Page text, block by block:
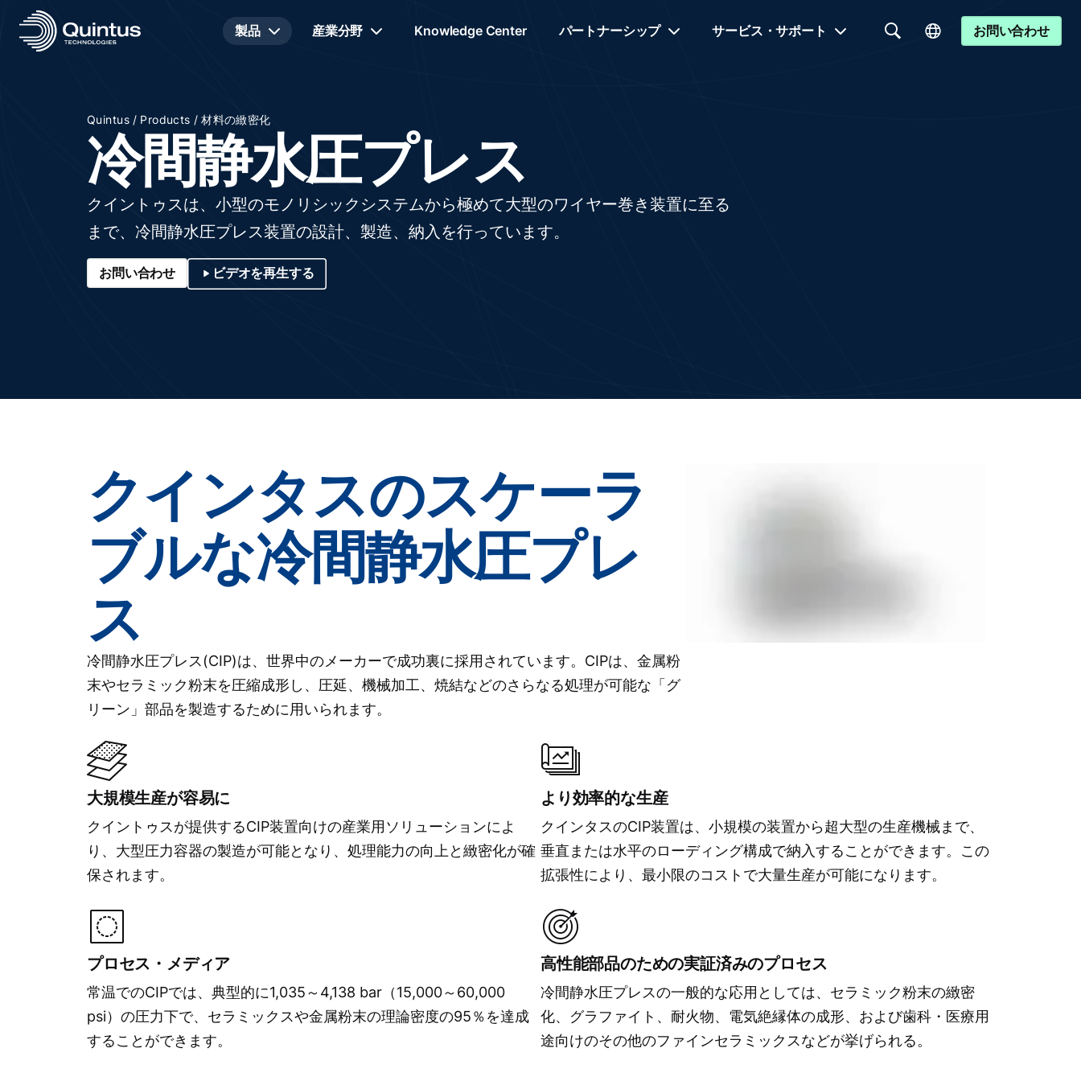
製品 産業分野 Knowledge Center パートナーシップ サービス・サポート お問い合わせ
Quintus / Products / 材料の緻密化
冷間静水圧プレス
クイントゥスは、小型のモノリシックシステムから極めて大型のワイヤー巻き装置に至る
まで、冷間静水圧プレス装置の設計、製造、納入を行っています。
お問い合わせ ビデオを再生する
クインタスのスケーラ
ブルな冷間静水圧プレ
ス
冷間静水圧プレス(CIP)は、世界中のメーカーで成功裏に採用されています。CIPは、金属粉
末やセラミック粉末を圧縮成形し、圧延、機械加工、焼結などのさらなる処理が可能な「グ
リーン」部品を製造するために用いられます。
大規模生産が容易に
クイントゥスが提供するCIP装置向けの産業用ソリューションによ
り、大型圧力容器の製造が可能となり、処理能力の向上と緻密化が確
保されます。​
より効率的な生産
クインタスのCIP装置は、小規模の装置から超大型の生産機械まで、
垂直または水平のローディング構成で納入することができます。この
拡張性により、最小限のコストで大量生産が可能になります。
プロセス・メディア
常温でのCIPでは、典型的に1,035～4,138 bar（15,000～60,000
psi）の圧力下で、セラミックスや金属粉末の理論密度の95％を達成
することができます。
高性能部品のための実証済みのプロセス
冷間静水圧プレスの一般的な応用としては、セラミック粉末の緻密
化、グラファイト、耐火物、電気絶縁体の成形、および歯科・医療用
途向けのその他のファインセラミックスなどが挙げられる。